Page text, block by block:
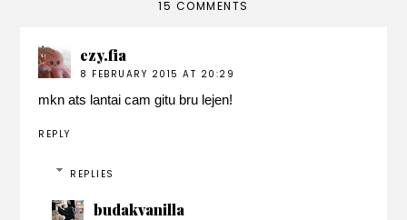
15 COMMENTS
ezy.fia
8 FEBRUARY 2015 AT 20:29
mkn ats lantai cam gitu bru lejen!
REPLY
REPLIES
budakvanilla